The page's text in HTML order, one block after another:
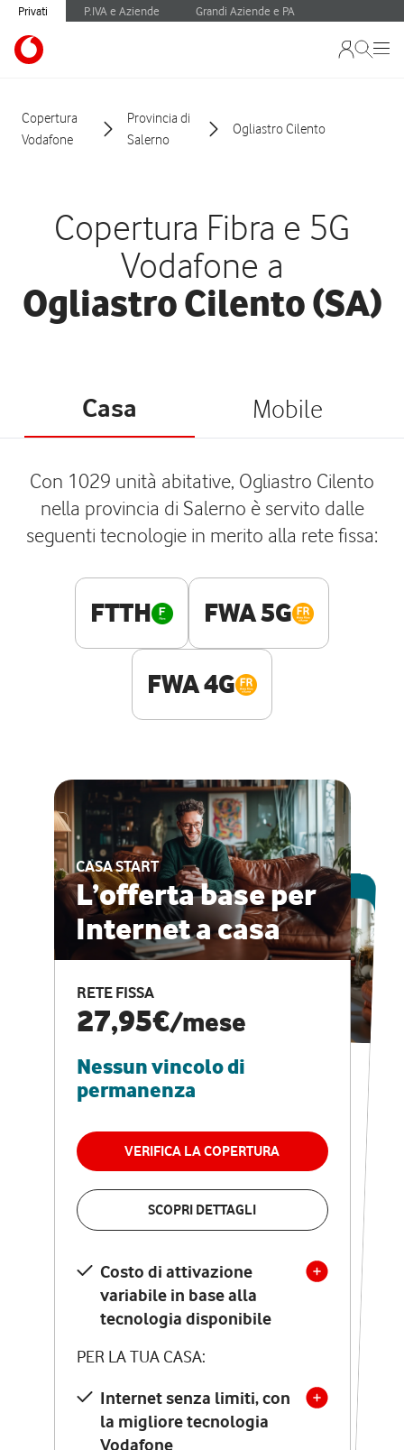
Privati P.IVA e Aziende Grandi Aziende e PA
Copertura
Vodafone
Provincia di
Salerno
Ogliastro Cilento
Copertura Fibra e 5G
Vodafone a
Ogliastro Cilento (SA)
Casa Mobile
Con 1029 unità abitative, Ogliastro Cilento
nella provincia di Salerno è servito dalle
seguenti tecnologie in merito alla rete fissa:
FTTH FWA 5G
FWA 4G
CASA START
L’offerta base per
Internet a casa
RETE FISSA
27,95€/mese
Nessun vincolo di
permanenza
VERIFICA LA COPERTURA
SCOPRI DETTAGLI
Costo di attivazione
variabile in base alla
tecnologia disponibile
PER LA TUA CASA:
Internet senza limiti, con
la migliore tecnologia
Vodafone
ESCLUSIVA ONLINE
CASA PRO
Internet veloce e
vantaggi speciali
RETE FISSA + VODAFONE CLUB
29,95€
permanenza
VERIFICA LA COPERTURA
Costo di attivazione
variabile in base alla
tecnologia disponibile
PER LA TUA CASA:
Internet senza limiti, con
la migliore tecnologia
Vodafone